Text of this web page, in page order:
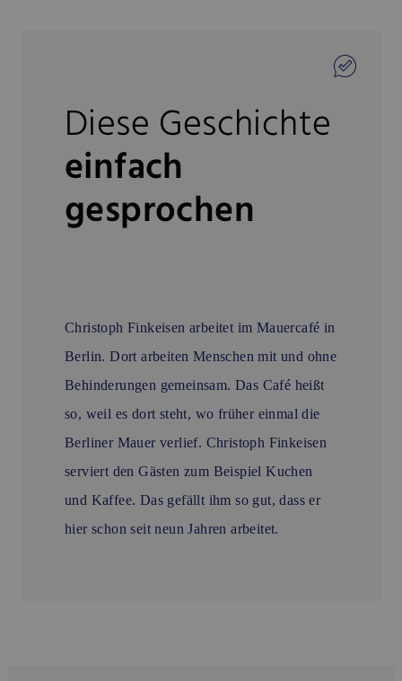
Diese Geschichte
einfach
gesprochen
Christoph Finkeisen arbeitet im Mauercafé in
Berlin. Dort arbeiten Menschen mit und ohne
Behinderungen gemeinsam. Das Café heißt
so, weil es dort steht, wo früher einmal die
Berliner Mauer verlief. Christoph Finkeisen
serviert den Gästen zum Beispiel Kuchen
und Kaffee. Das gefällt ihm so gut, dass er
hier schon seit neun Jahren arbeitet.